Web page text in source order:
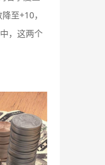
至+10，
，这两个